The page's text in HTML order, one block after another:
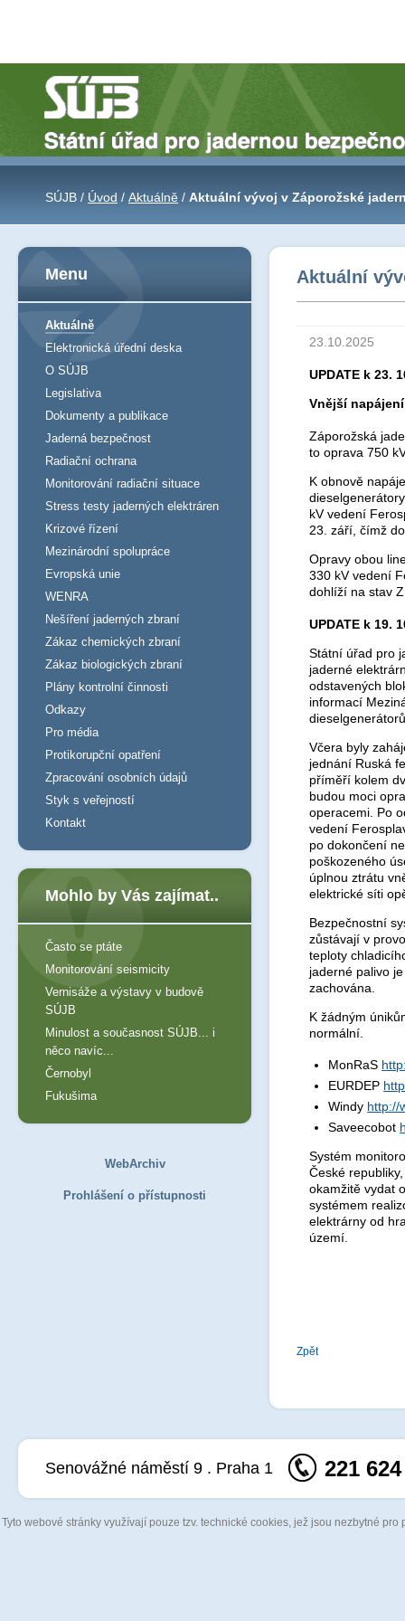
SÚJB / Úvod / Aktuálně / Aktuální vývoj v Záporožské
Aktuální
23.10.2025
UPDATE k 23.
Vnější
Záporožská
to oprava 750
K obnově
kV vedení
23. září, čímž
Opravy obou
330 kV vedení
dohlíží na stav
UPDATE k 19.
Státní úřad pro
jaderné
odstavených
informací
Včera byly
jednání Ruská
příměří kolem
budou moci
operacemi. Po
vedení
po dokončení
poškozeného
úplnou ztrátu
elektrické síti
Bezpečnostní
zůstávají v
teploty
jaderné palivo
zachována.
K žádným
normální.
MonRaS
EURDEP
Windy http://
Saveecobot
Systém
České
okamžitě vydat
systémem
elektrárny od
území.
Zpět
Menu
Aktuálně
Elektronická úřední deska
O SÚJB
Legislativa
Dokumenty a publikace
Jaderná bezpečnost
Radiační ochrana
Monitorování radiační situace
Stress testy jaderných elektráren
Krizové řízení
Mezinárodní spolupráce
Evropská unie
WENRA
Nešíření jaderných zbraní
Zákaz chemických zbraní
Zákaz biologických zbraní
Plány kontrolní činnosti
Odkazy
Pro média
Protikorupční opatření
Zpracování osobních údajů
Styk s veřejností
Kontakt
Mohlo by Vás zajímat..
Často se ptáte
Monitorování seismicity
Vernisáže a výstavy v budově
SÚJB
Minulost a současnost SÚJB... i
něco navíc...
Černobyl
Fukušima
WebArchiv
Prohlášení o přístupnosti
Senovážné náměstí 9 . Praha 1 221
Tyto webové stránky využívají pouze tzv. technické cookies, jež jsou nezbytné